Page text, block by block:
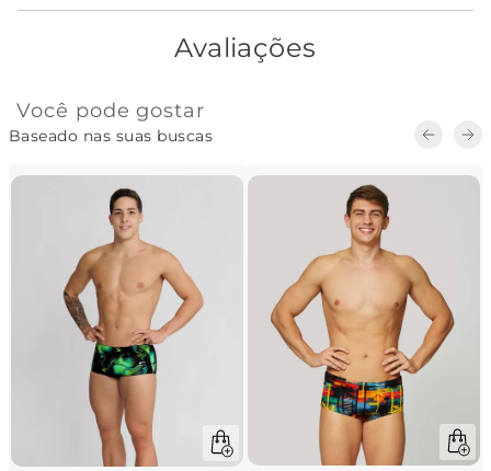
Avaliações
Você pode gostar
Baseado nas suas buscas